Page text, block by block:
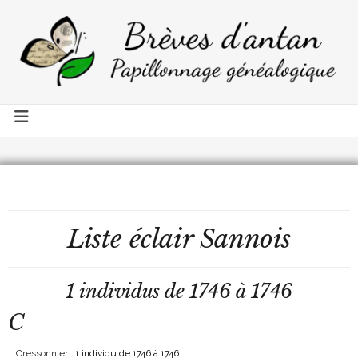
Liste éclair Sannois
1 individus de 1746 à 1746
C
Cressonnier: 1 individu de 1746 à 1746